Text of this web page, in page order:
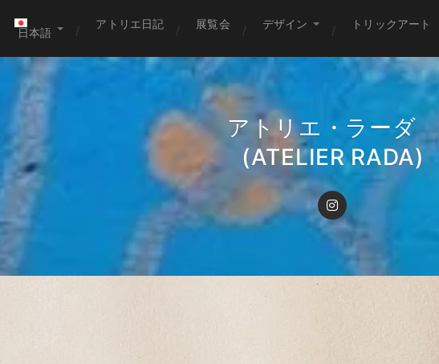
日本語
アトリエ日記 展覧会 デザイン トリックアート
アトリエ・ラーダ
(ATELIER RADA)